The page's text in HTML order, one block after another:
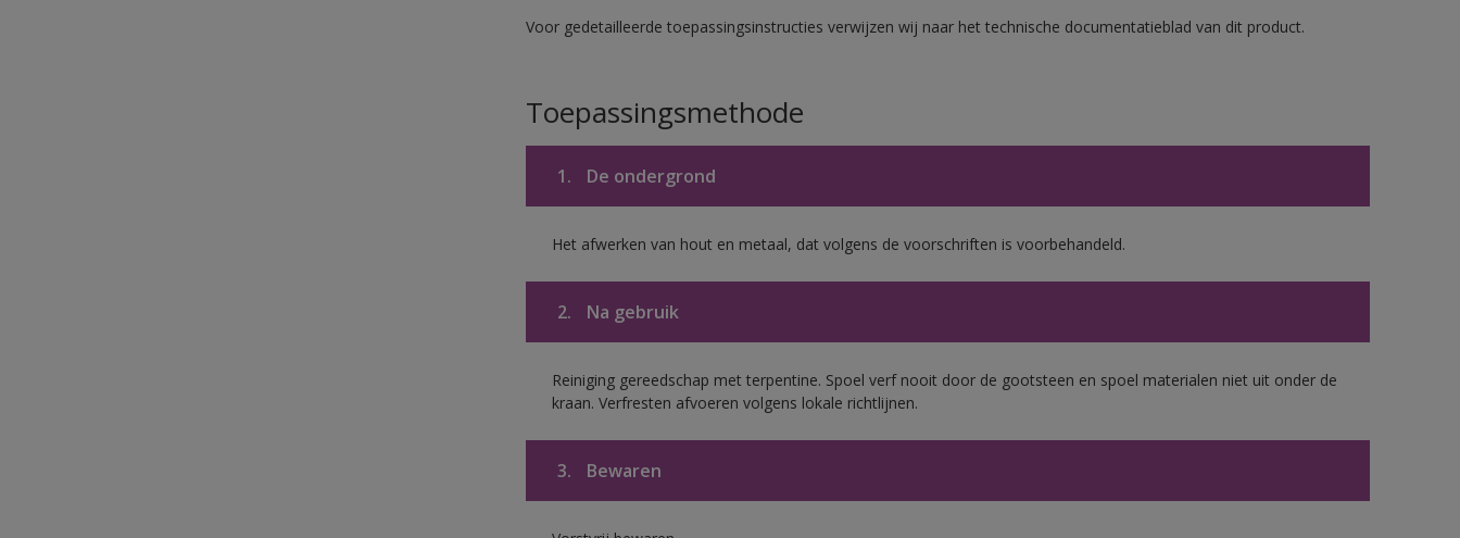
Voor gedetailleerde toepassingsinstructies verwijzen wij naar het technische documentatieblad van dit product.
Toepassingsmethode
1. De ondergrond
Het afwerken van hout en metaal, dat volgens de voorschriften is voorbehandeld.
2. Na gebruik
Reiniging gereedschap met terpentine. Spoel verf nooit door de gootsteen en spoel materialen niet uit onder de
kraan. Verfresten afvoeren volgens lokale richtlijnen.
3. Bewaren